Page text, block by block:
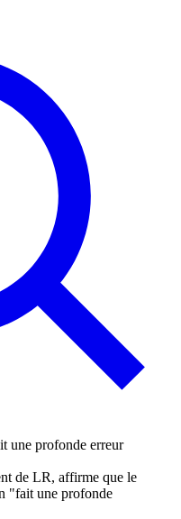
de LR, affirme que le
"fait une profonde